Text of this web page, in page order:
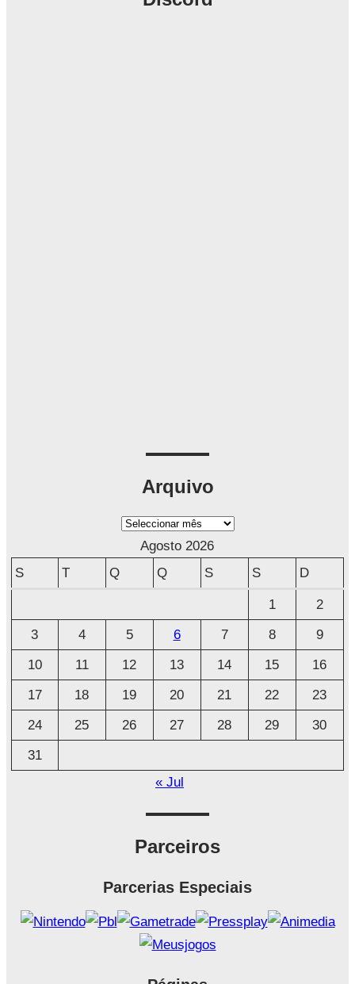
Arquivo
A
v
o
Agosto 2026
S
T Q Q S S D
1
2
3
4 5 6 7 8
9
10
11 12 13 14 15
16
17
18 19 20 21 22
23
24
25 26 27 28 29
30
31
« Jul
Parceiros
Parcerias Especiais